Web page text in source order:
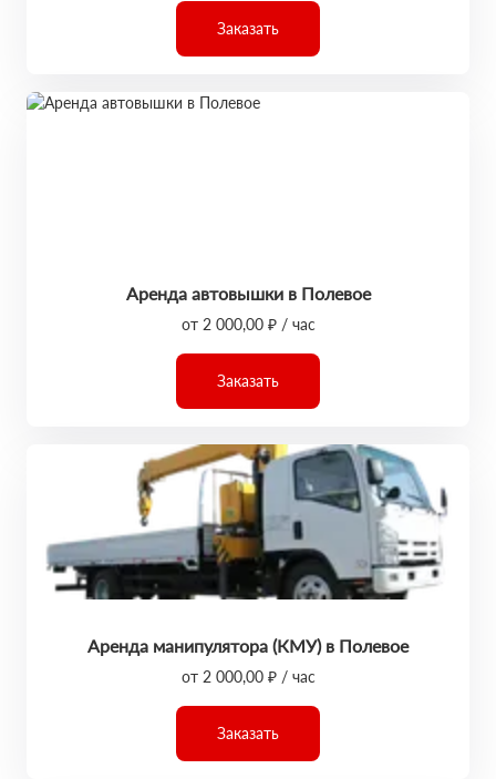
Заказать
Аренда автовышки в Полевое
от 2 000,00 ₽ / час
Заказать
Аренда манипулятора (КМУ) в Полевое
от 2 000,00 ₽ / час
Заказать